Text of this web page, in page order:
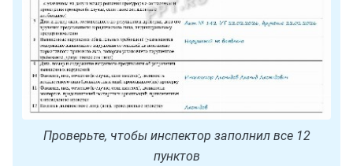
Проверьте, чтобы инспектор заполнил все 12
пунктов